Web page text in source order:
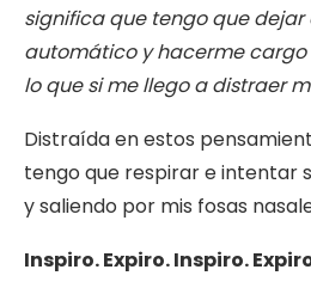
significa que tengo que
automático y hacerme cargo
lo que si me llego a distraer
Distraída en estos
tengo que respirar e intentar
y saliendo por mis fosas
Inspiro. Expiro. Inspiro.